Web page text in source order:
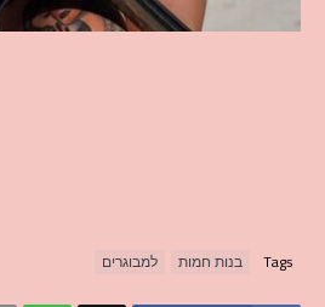
Tags בנות חמות למבוגרים